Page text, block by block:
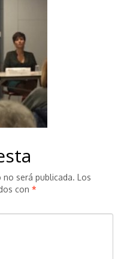
será publicada. Los
con *